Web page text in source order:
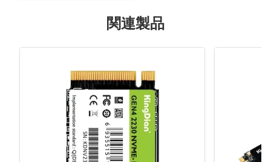
関連製品